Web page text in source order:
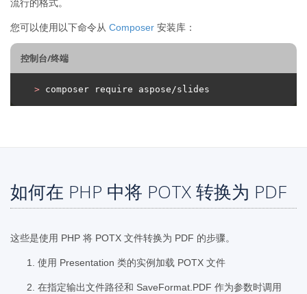
流行的格式。
您可以使用以下命令从 Composer 安装库：
控制台/终端
> composer require aspose/slides
如何在 PHP 中将 POTX 转换为 PDF
这些是使用 PHP 将 POTX 文件转换为 PDF 的步骤。
使用 Presentation 类的实例加载 POTX 文件
在指定输出文件路径和 SaveFormat.PDF 作为参数时调用